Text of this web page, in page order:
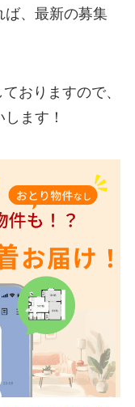
ば、最新の募集
おりますので、
ます！